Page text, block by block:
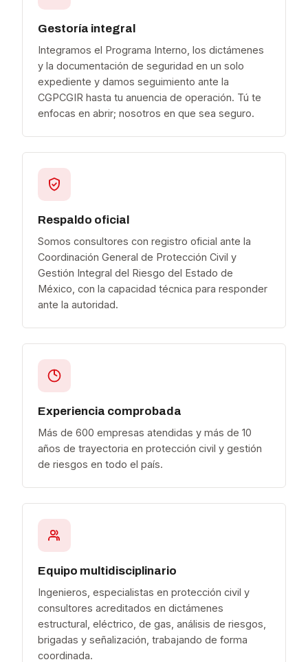
Gestoría integral
Integramos el Programa Interno, los dictámenes
y la documentación de seguridad en un solo
expediente y damos seguimiento ante la
CGPCGIR hasta tu anuencia de operación. Tú te
enfocas en abrir; nosotros en que sea seguro.
Respaldo oficial
Somos consultores con registro oficial ante la
Coordinación General de Protección Civil y
Gestión Integral del Riesgo del Estado de
México, con la capacidad técnica para responder
ante la autoridad.
Experiencia comprobada
Más de 600 empresas atendidas y más de 10
años de trayectoria en protección civil y gestión
de riesgos en todo el país.
Equipo multidisciplinario
Ingenieros, especialistas en protección civil y
consultores acreditados en dictámenes
estructural, eléctrico, de gas, análisis de riesgos,
brigadas y señalización, trabajando de forma
coordinada.